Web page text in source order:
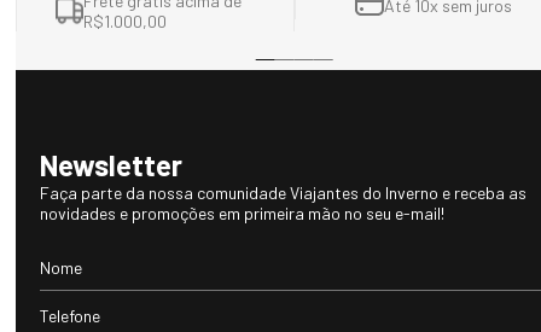
R$1.000,00
Até 10x sem juros
Newsletter
Faça parte da nossa comunidade Viajantes do Inverno e receba as
novidades e promoções em primeira mão no seu e-mail!